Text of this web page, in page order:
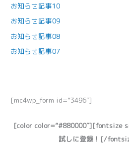
お知らせ記事10
お知らせ記事09
お知らせ記事08
お知らせ記事07
[mc4wp_form id=”3496″]
[color color=”#880000″][fontsize
試しに登録！[/